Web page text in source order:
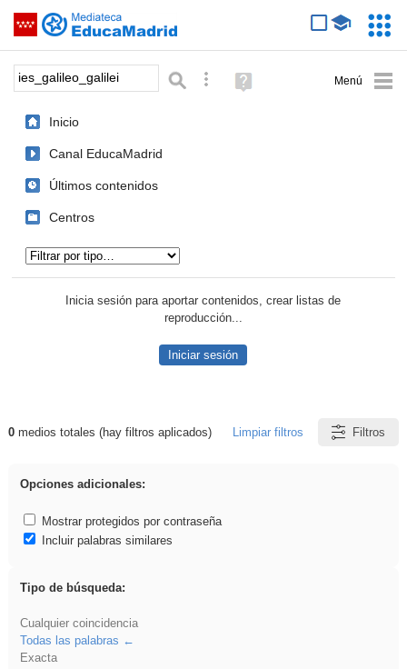
Saltar navegación
Palabra o frase: Búsqueda avanzada
Ayuda
(en
Inicio
Canal EducaMadrid
Últimos contenidos
Centros
Inicia sesión para aportar contenidos, crear listas de
reproducción...
Iniciar sesión
Resultados de: ies_galileo_galilei
0medios totales (hay filtros aplicados) Limpiar filtros Filtros
Opciones adicionales:
Mostrar protegidos por contraseña
Incluir palabras similares
Tipo de búsqueda:
Cualquier coincidencia
Todas las palabras
Exacta